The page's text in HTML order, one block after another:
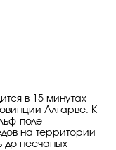
в 15 минутах
Алгарве. К
поле
на территории
до песчаных